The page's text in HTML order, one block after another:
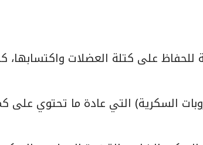
على كتلة العضلات واكتسابها،
السكرية) التي عادة ما تحتوي على